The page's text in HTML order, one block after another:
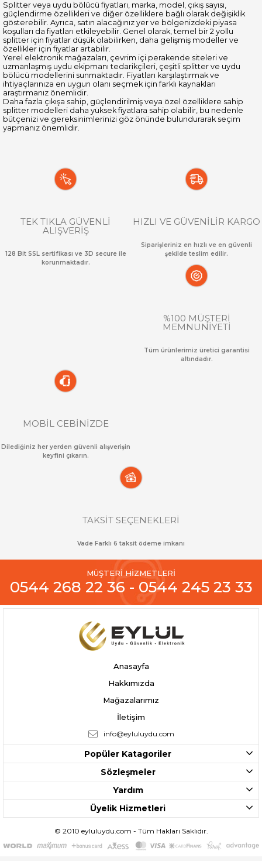
Splitter veya uydu bölücü fiyatları, marka, model, çıkış sayısı,
güçlendirme özellikleri ve diğer özelliklere bağlı olarak değişiklik
gösterebilir. Ayrıca, satın alacağınız yer ve bölgenizdeki piyasa
koşulları da fiyatları etkileyebilir. Genel olarak, temel bir 2 yollu
splitter için fiyatlar düşük olabilirken, daha gelişmiş modeller ve
özellikler için fiyatlar artabilir.
Yerel elektronik mağazaları, çevrim içi perakende siteleri ve
uzmanlaşmış uydu ekipmanı tedarikçileri, çeşitli splitter ve uydu
bölücü modellerini sunmaktadır. Fiyatları karşılaştırmak ve
ihtiyaçlarınıza en uygun olanı seçmek için farklı kaynakları
araştırmanız önemlidir.
Daha fazla çıkışa sahip, güçlendirilmiş veya özel özelliklere sahip
splitter modelleri daha yüksek fiyatlara sahip olabilir, bu nedenle
bütçenizi ve gereksinimlerinizi göz önünde bulundurarak seçim
yapmanız önemlidir.
TEK TIKLA GÜVENLİ
ALIŞVERİŞ
128 Bit SSL sertifikası ve 3D secure ile
korunmaktadır.
HIZLI VE GÜVENİLİR KARGO
Siparişleriniz en hızlı ve en güvenli
şekilde teslim edilir.
%100 MÜŞTERİ
MEMNUNİYETİ
Tüm ürünlerimiz üretici garantisi
altındadır.
MOBİL CEBİNİZDE
Dilediğiniz her yerden güvenli alışverişin
keyfini çıkarın.
TAKSİT SEÇENEKLERİ
Vade Farklı 6 taksit ödeme imkanı
MÜŞTERİ HİZMETLERİ
0544 268 22 36 - 0544 245 23 33
Anasayfa
Hakkımızda
Mağazalarımız
İletişim
info@eyluluydu.com
Popüler Katagoriler
Sözleşmeler
Yardım
Üyelik Hizmetleri
© 2010 eyluluydu.com - Tüm Hakları Saklıdır.